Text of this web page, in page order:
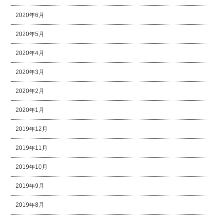
2020年6月
2020年5月
2020年4月
2020年3月
2020年2月
2020年1月
2019年12月
2019年11月
2019年10月
2019年9月
2019年8月